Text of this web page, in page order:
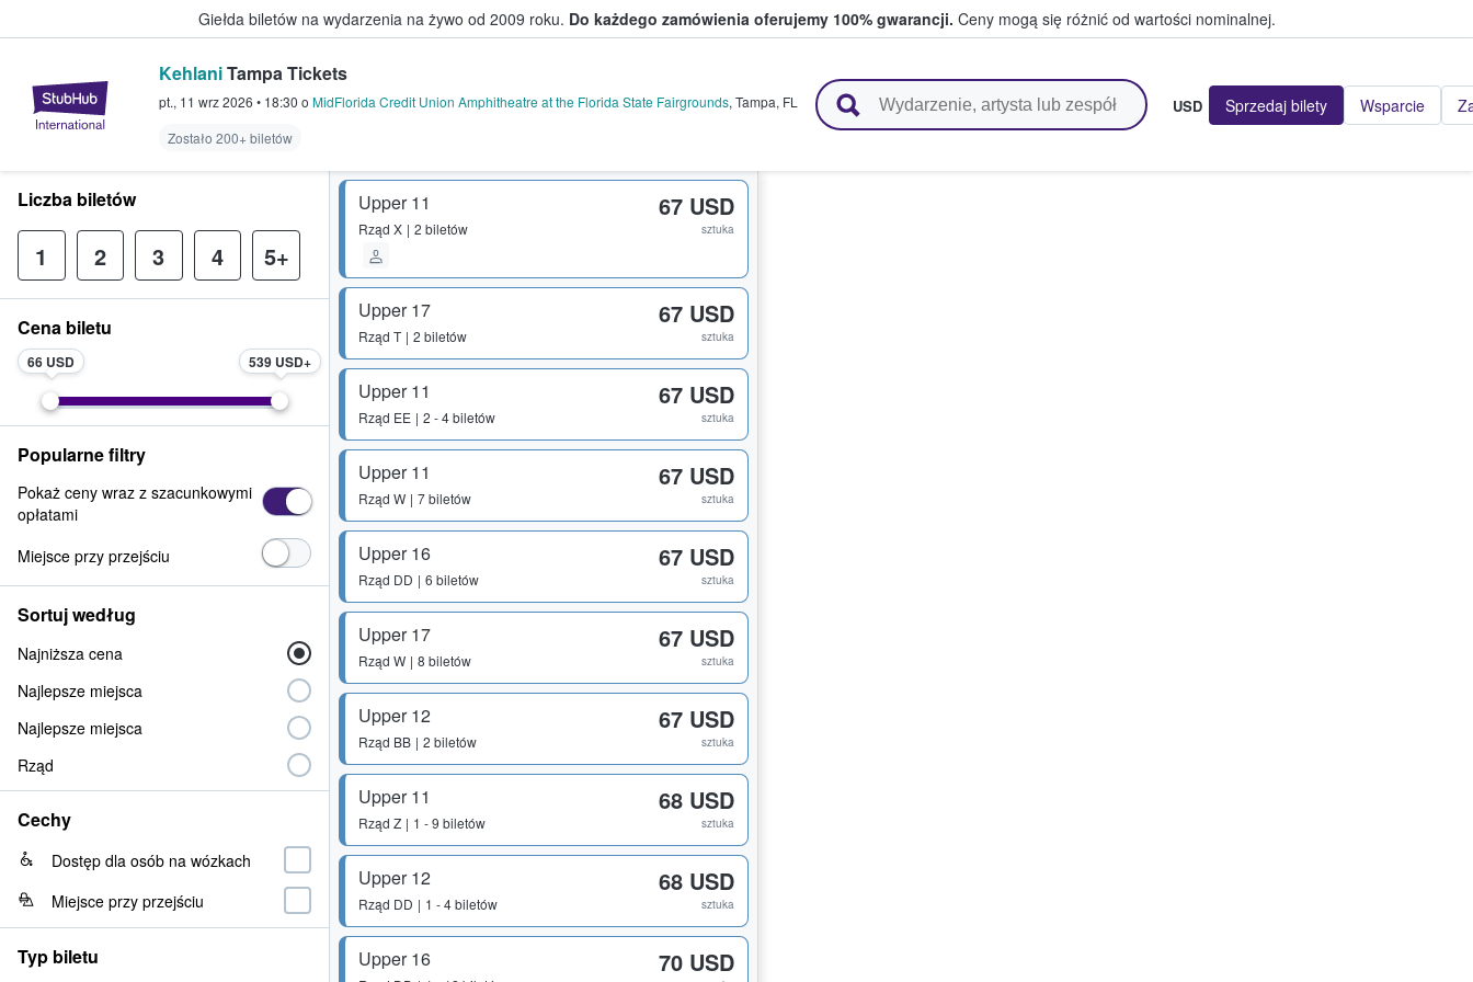
Giełda biletów na wydarzenia na żywo od 2009 roku. Do każdego zamówienia oferujemy 100% gwarancji. Ceny mogą się różnić od wartości nominalnej.
StubHub — miejsce, w którym fani i kibice kupują i sprzedają bilety
KehlaniTampa Tickets
pt., 11 wrz 2026 • 18:30 o MidFlorida Credit Union Amphitheatre at the Florida State Fairgrounds, Tampa, FL
Zostało 200+ biletów
USD Sprzedaj bilety Wsparcie
Upper 11
Rząd X 2 biletów
67 USD
sztuka
Upper 17
Rząd T 2 biletów
67 USD
sztuka
Upper 11
Rząd EE 2 - 4 biletów
67 USD
sztuka
Upper 11
Rząd W 7 biletów
67 USD
sztuka
Upper 16
Rząd DD 6 biletów
67 USD
sztuka
Upper 17
Rząd W 8 biletów
67 USD
sztuka
Upper 12
Rząd BB 2 biletów
67 USD
sztuka
Upper 11
Rząd Z 1 - 9 biletów
68 USD
sztuka
Upper 12
Rząd DD 1 - 4 biletów
68 USD
sztuka
Upper 16 70 USD
Liczba biletów
1 2 3 4 5+
Cena biletu
66 USD 539 USD
Popularne filtry
Pokaż ceny wraz z szacunkowymi
opłatami
Miejsce przy przejściu
Sortuj według
Najniższa cena
Najlepsze miejsca
Najlepsze miejsca
Rząd
Cechy
Dostęp dla osób na wózkach
Miejsce przy przejściu
Typ biletu